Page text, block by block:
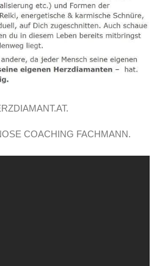
COACHING FACHMANN.